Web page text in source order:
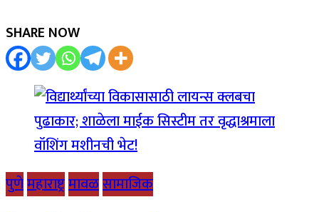
SHARE NOW
पुणेमहाराष्ट्रमावळसामाजिक